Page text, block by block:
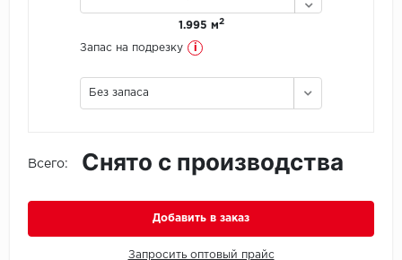
1.995 м 2
Запас на подрезку i
Без запаса
Всего: Снято с производства
Добавить в заказ
Запросить оптовый прайс